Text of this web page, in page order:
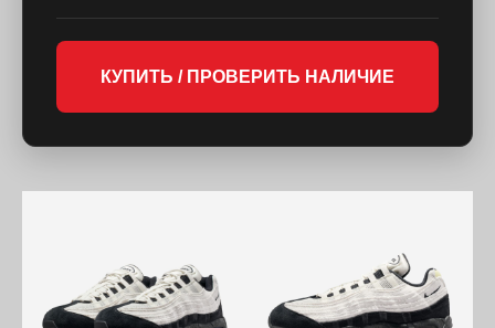
КУПИТЬ / ПРОВЕРИТЬ НАЛИЧИЕ